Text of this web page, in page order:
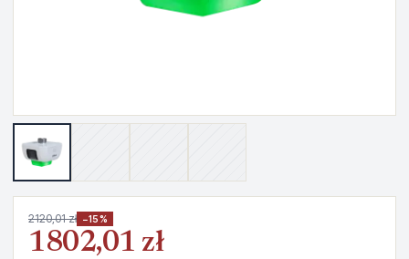
2120,01 zł −15%
1802,01 zł